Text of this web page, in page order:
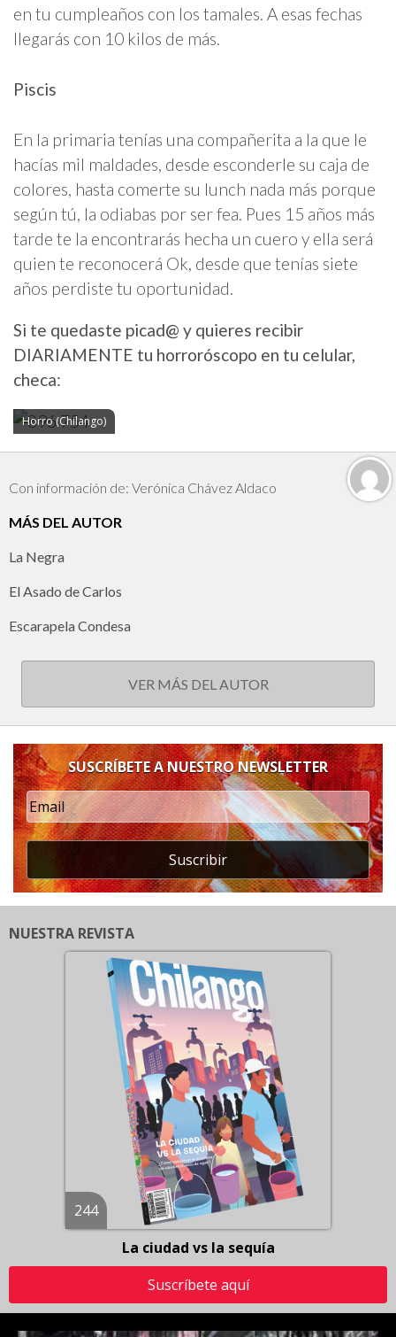
en tu cumpleaños con los tamales. A esas fechas
llegarás con 10 kilos de más.
Piscis
En la primaria tenías una compañerita a la que le
hacías mil maldades, desde esconderle su caja de
colores, hasta comerte su lunch nada más porque
según tú, la odiabas por ser fea. Pues 15 años más
tarde te la encontrarás hecha un cuero y ella será
quien te reconocerá Ok, desde que tenías siete
años perdiste tu oportunidad.
Si te quedaste picad@ y quieres recibir
DIARIAMENTE tu horroróscopo en tu celular,
checa:
Horro (Chilango)
Con información de: Verónica Chávez Aldaco
MÁS DEL AUTOR
La Negra
El Asado de Carlos
Escarapela Condesa
VER MÁS DEL AUTOR
SUSCRÍBETE A NUESTRO NEWSLETTER
Suscribir
NUESTRA REVISTA
244
La ciudad vs la sequía
Suscríbete aquí